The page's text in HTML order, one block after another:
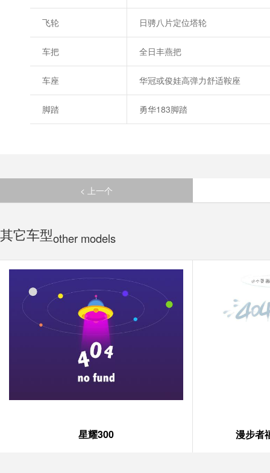
飞轮 日骋八片定位塔轮
车把 全日丰燕把
车座 华冠或俊娃高弹力舒适鞍座
脚踏 勇华183脚踏
< 上一个
其它车型other models
星耀300 漫步者